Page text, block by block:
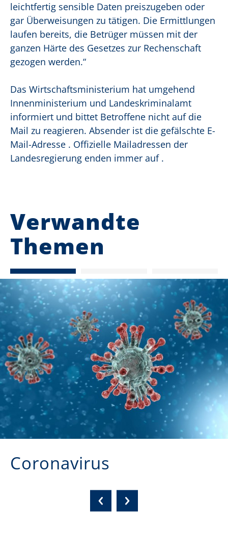
leichtfertig sensible Daten preiszugeben oder
gar Überweisungen zu tätigen. Die Ermittlungen
laufen bereits, die Betrüger müssen mit der
ganzen Härte des Gesetzes zur Rechenschaft
gezogen werden.“
Das Wirtschaftsministerium hat umgehend
Innenministerium und Landeskriminalamt
informiert und bittet Betroffene nicht auf die
Mail zu reagieren. Absender ist die gefälschte E-
Mail-Adresse . Offizielle Mailadressen der
Landesregierung enden immer auf .
Verwandte
Themen
Coronavirus